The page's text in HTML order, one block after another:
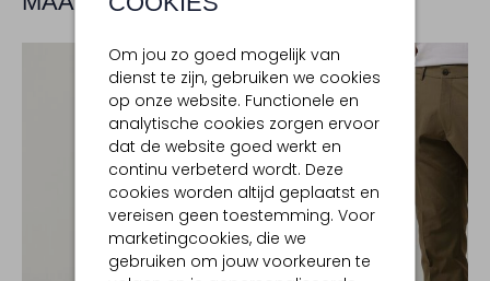
Om jou zo goed mogelijk van
dienst te zijn, gebruiken we cookies
op onze website. Functionele en
analytische cookies zorgen ervoor
dat de website goed werkt en
continu verbeterd wordt. Deze
cookies worden altijd geplaatst en
vereisen geen toestemming. Voor
marketingcookies, die we
gebruiken om jouw voorkeuren te